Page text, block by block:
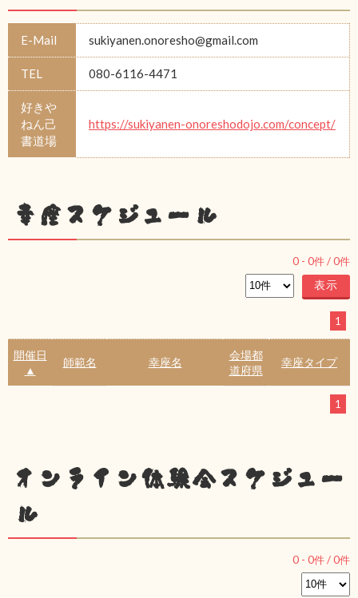
E-Mail sukiyanen.onoresho@gmail.com
TEL 080-6116-4471
好きや
ねん己
書道場
https://sukiyanen-onoreshodojo.com/concept/
幸座スケジュール
0 - 0件 /0件
1
開催日
▲
師範名 幸座名
会場都
道府県
幸座タイプ
1
オンライン体験会スケジュー
ル
0 - 0件 /0件